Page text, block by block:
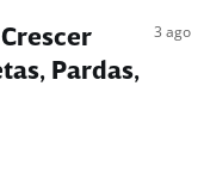
Pardas,
3 ago